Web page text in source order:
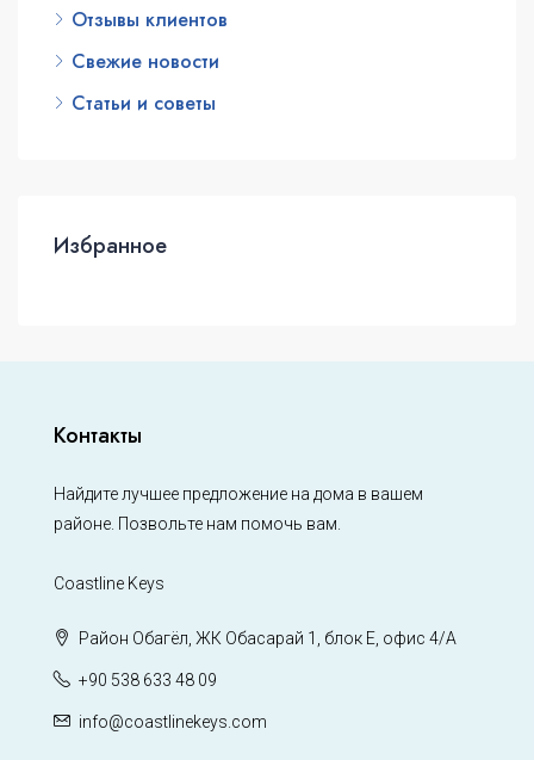
Отзывы клиентов
Свежие новости
Статьи и советы
Избранное
Контакты
Найдите лучшее предложение на дома в вашем
районе. Позвольте нам помочь вам.
Coastline Keys
Район Обагёл, ЖК Обасарай 1, блок Е, офис 4/А
+90 538 633 48 09
info@coastlinekeys.com